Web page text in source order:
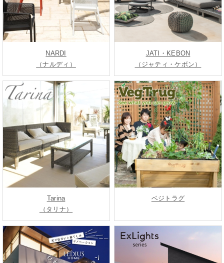
NARDI
（ナルディ）
JATI・KEBON
（ジャティ・ケボン）
Tarina
（タリナ）
ベジトラグ